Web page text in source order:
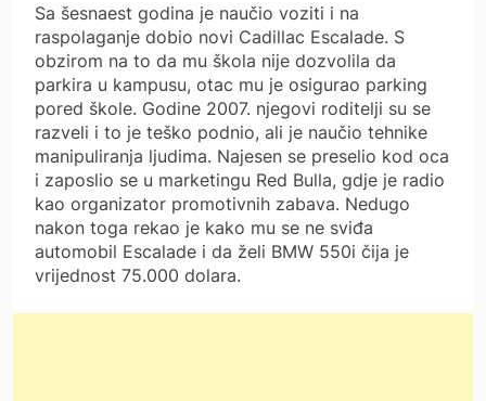
Sa šesnaest godina je naučio voziti i na
raspolaganje dobio novi Cadillac Escalade. S
obzirom na to da mu škola nije dozvolila da
parkira u kampusu, otac mu je osigurao parking
pored škole. Godine 2007. njegovi roditelji su se
razveli i to je teško podnio, ali je naučio tehnike
manipuliranja ljudima. Najesen se preselio kod oca
i zaposlio se u marketingu Red Bulla, gdje je radio
kao organizator promotivnih zabava. Nedugo
nakon toga rekao je kako mu se ne sviđa
automobil Escalade i da želi BMW 550i čija je
vrijednost 75.000 dolara.